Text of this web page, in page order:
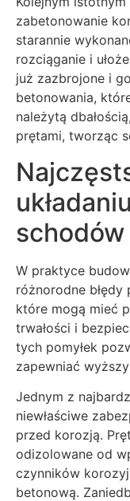
zabetonowanie
starannie
rozciąganie i
już zazbrojone i
betonowania,
należytą
prętami, tworząc
schodów
W praktyce
różnorodne błędy
które mogą mieć
trwałości i
tych pomyłek
zapewniać
Jednym z
niewłaściwe
przed korozją.
odizolowane od
czynników
betonową.